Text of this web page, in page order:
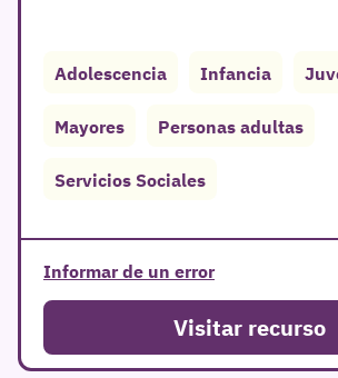
Adolescencia Infancia
Mayores Personas adultas
Servicios Sociales
Informar de un error
Visitar recurso